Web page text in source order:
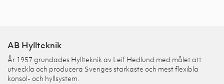
AB Hyllteknik
År 1957 grundades Hyllteknik av Leif Hedlund med målet att
utveckla och producera Sveriges starkaste och mest flexibla
konsol- och hyllsystem.